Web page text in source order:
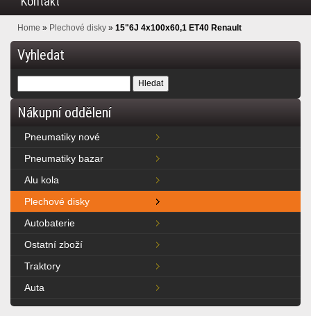
Home » Plechové disky » 15"6J 4x100x60,1 ET40 Renault
Vyhledat
Nákupní oddělení
Pneumatiky nové
Pneumatiky bazar
Alu kola
Plechové disky
Autobaterie
Ostatní zboží
Traktory
Auta